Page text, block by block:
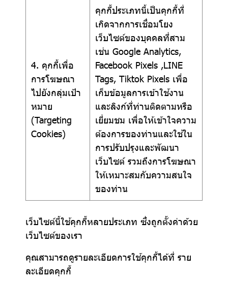
4. คุกกี้เพื่อ
การโฆษณา
ไปยังกลุ่มเป้า
หมาย
(Targeting
Cookies)
คุกกี้ประเภทนี้เป็นคุกกี้ที่
เกิดจากการเชื่อมโยง
เว็บไซต์ของบุคคลที่สาม
เช่น Google Analytics,
Facebook Pixels ,LINE
Tags, Tiktok Pixels เพื่อ
เก็บข้อมูลการเข้าใช้งาน
และลิงก์ที่ท่านติดตามหรือ
เยี่ยมชม เพื่อให้เข้าใจความ
ต้องการของท่านและใช้ใน
การปรับปรุงและพัฒนา
เว็บไซต์ รวมถึงการโฆษณา
ให้เหมาะสมกับความสนใจ
ของท่าน
เว็บไซต์นี้ใช้คุกกี้หลายประเภท ซึ่งถูกตั้งค่าด้วย
เว็บไซต์ของเรา
คุณสามารถดูรายละเอียดการใช้คุกกี้ได้ที่ ราย
ละเอียดคุกกี้